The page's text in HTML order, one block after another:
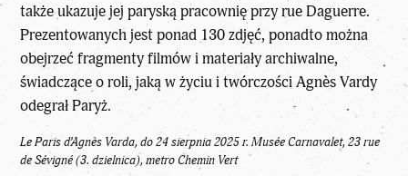
także ukazuje jej paryską pracownię przy rue Daguerre.
Prezentowanych jest ponad 130 zdjęć, ponadto można
obejrzeć fragmenty filmów i materiały archiwalne,
świadczące o roli, jaką w życiu i twórczości Agnès Vardy
odegrał Paryż.
Le Paris d’Agnès Varda, do 24 sierpnia 2025 r. Musée Carnavalet, 23 rue
de Sévigné (3. dzielnica), metro Chemin Vert